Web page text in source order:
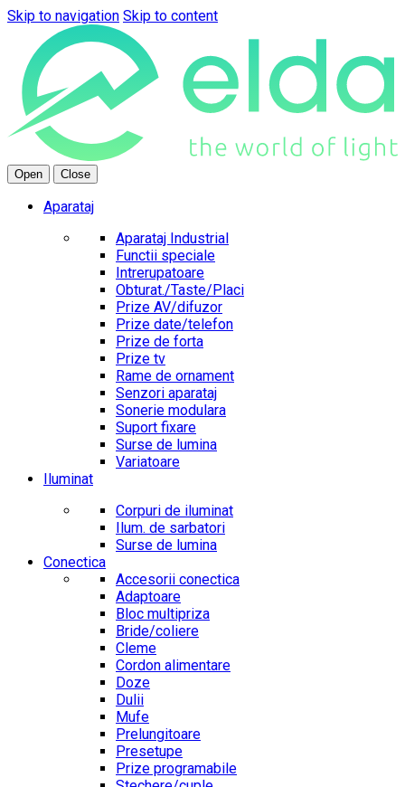
Skip to navigation Skip to content
Open Close
Aparataj
Aparataj Industrial
Functii speciale
Intrerupatoare
Obturat./Taste/Placi
Prize AV/difuzor
Prize date/telefon
Prize de forta
Prize tv
Rame de ornament
Senzori aparataj
Sonerie modulara
Suport fixare
Surse de lumina
Variatoare
Iluminat
Corpuri de iluminat
Ilum. de sarbatori
Surse de lumina
Conectica
Accesorii conectica
Adaptoare
Bloc multipriza
Bride/coliere
Cleme
Cordon alimentare
Doze
Dulii
Mufe
Prelungitoare
Presetupe
Prize programabile